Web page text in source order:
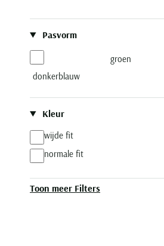
Pasvorm
donkerblauw
groen
Kleur
wijde fit
normale fit
Toon meer Filters